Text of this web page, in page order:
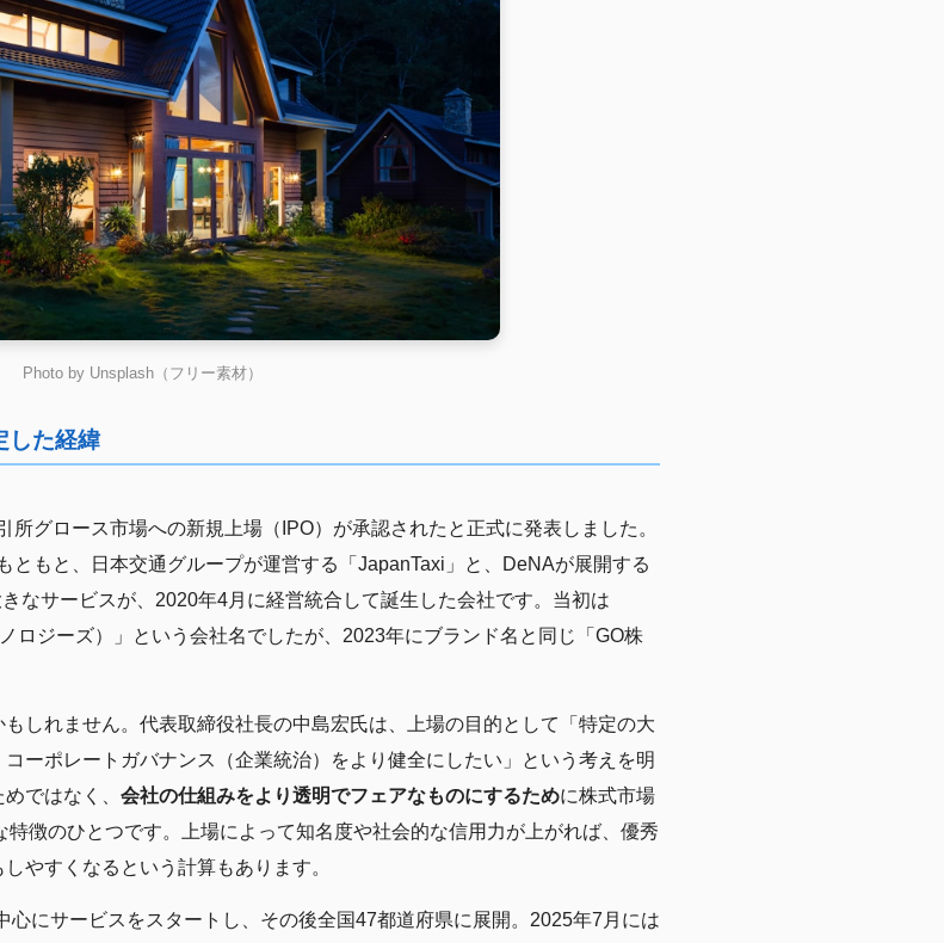
Photo by Unsplash（フリー素材）
した経緯
グロース市場への新規上場（IPO）が承認されたと正式に発表しました。
ともと、日本交通グループが運営する「JapanTaxi」と、DeNAが展開する
なサービスが、2020年4月に経営統合して誕生した会社です。当初は
ロジーズ）」という会社名でしたが、2023年にブランド名と同じ「GO株
しれません。代表取締役社長の中島宏氏は、上場の目的として「特定の大
ーポレートガバナンス（企業統治）をより健全にしたい」という考えを明
ではなく、 会社の仕組みをより透明でフェアなものにするために株式市場
徴のひとつです。上場によって知名度や社会的な信用力が上がれば、優秀
やすくなるという計算もあります。
にサービスをスタートし、その後全国47都道府県に展開。2025年7月には